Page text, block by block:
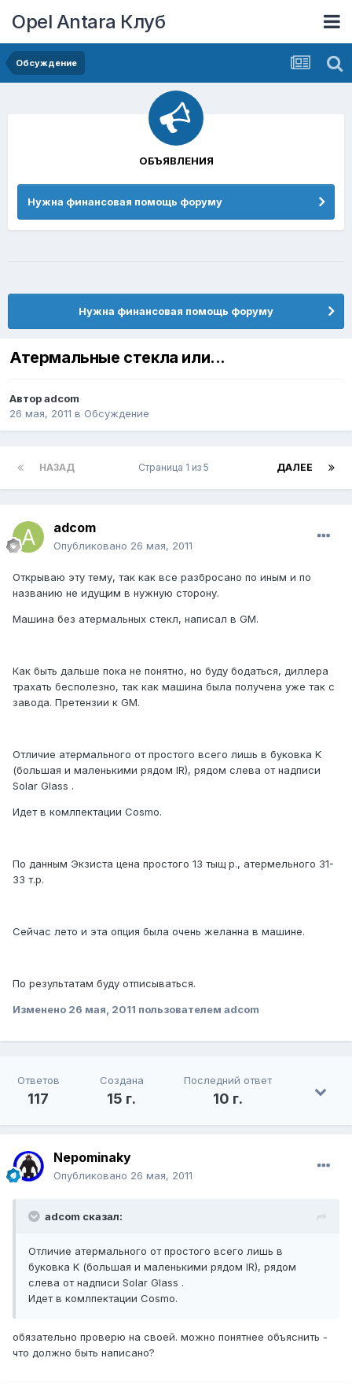
Opel Antara Клуб
Обсуждение
Нужна финансовая помощь форуму
Атермальные стекла или...
Авторadcom
26 мая, 2011 в Обсуждение
НАЗАД ДАЛЕЕ
Страница 1 из 5
adcom
Опубликовано 26 мая, 2011
Открываю эту тему, так как все разбросано по иным и по
названию не идущим в нужную сторону.
Машина без атермальных стекл, написал в GM.
Как быть дальше пока не понятно, но буду бодаться, диллера
трахать бесполезно, так как машина была получена уже так с
завода. Претензии к GM.
Отличие атермального от простого всего лишь в буковка K
(большая и маленькими рядом IR), рядом слева от надписи
Solar Glass .
Идет в комлпектации Cosmo.
По данным Экзиста цена простого 13 тыщ р., атермельного 31-
33 т.р.
Сейчас лето и эта опция была очень желанна в машине.
По результатам буду отписываться.
Изменено 26 мая, 2011 пользователем adcom
Ответов
117
Создана
15 г.
Последний ответ
10 г.
Nepominaky
Опубликовано 26 мая, 2011
adcom сказал:
Отличие атермального от простого всего лишь в
буковка K (большая и маленькими рядом IR), рядом
слева от надписи Solar Glass .
Идет в комлпектации Cosmo.
обязательно проверю на своей. можно понятнее объяснить -
что должно быть написано?
ОБЪЯВЛЕНИЯ
Нужна финансовая помощь форуму